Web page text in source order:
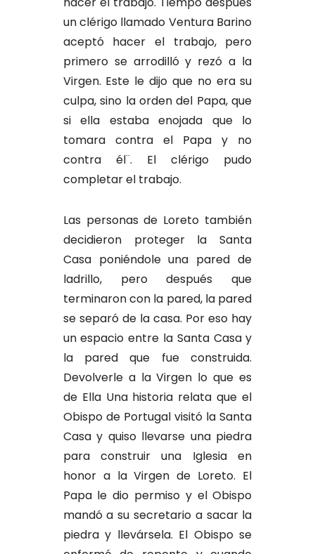
un clérigo llamado Ventura Barino
aceptó hacer el trabajo, pero
primero se arrodilló y rezó a la
Virgen. Este le dijo que no era su
culpa, sino la orden del Papa, que
si ella estaba enojada que lo
tomara contra el Papa y no
contra él¨. El clérigo pudo
completar el trabajo.
Las personas de Loreto también
decidieron proteger la Santa
Casa poniéndole una pared de
ladrillo, pero después que
terminaron con la pared, la pared
se separó de la casa. Por eso hay
un espacio entre la Santa Casa y
la pared que fue construida.
Devolverle a la Virgen lo que es
de Ella Una historia relata que el
Obispo de Portugal visitó la Santa
Casa y quiso llevarse una piedra
para construir una Iglesia en
honor a la Virgen de Loreto. El
Papa le dio permiso y el Obispo
mandó a su secretario a sacar la
piedra y llevársela. El Obispo se